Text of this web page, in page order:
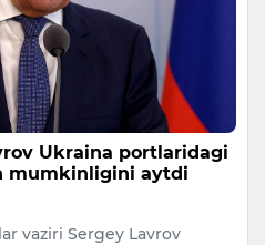
Ukraina portlaridagi
mumkinligini aytdi
vaziri Sergey Lavrov